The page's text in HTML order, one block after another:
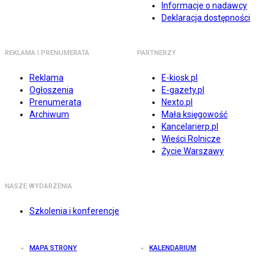
Informacje o nadawcy
Deklaracja dostępności
REKLAMA I PRENUMERATA
Reklama
Ogłoszenia
Prenumerata
Archiwum
PARTNERZY
E-kiosk.pl
E-gazety.pl
Nexto.pl
Mała księgowość
Kancelarierp.pl
Wieści Rolnicze
Życie Warszawy
NASZE WYDARZENIA
Szkolenia i konferencje
MAPA STRONY KALENDARIUM